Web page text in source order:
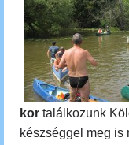
kor találkozunk
készséggel meg is